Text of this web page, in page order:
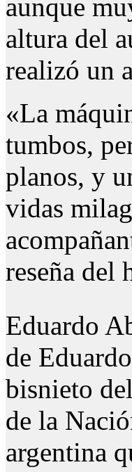
aunque
altura del
realizó un
«La
tumbos,
planos, y
vidas
reseña del
Eduardo
de
bisnieto
de la
argentina